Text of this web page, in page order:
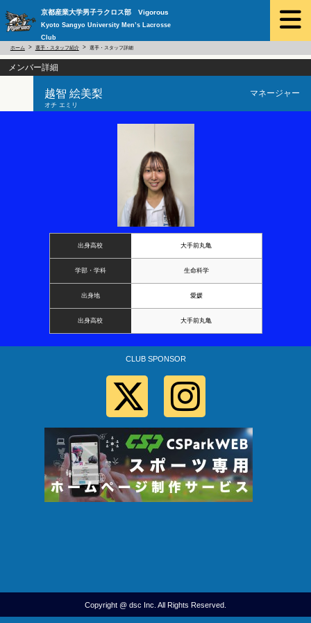
京都産業大学男子ラクロス部 Vigorous
Kyoto Sangyo University Men’s Lacrosse
Club
ホーム 選手・スタッフ紹介 選手・スタッフ詳細
メンバー詳細
越智 絵美梨
オチ エミリ
マネージャー
出身高校 大手前丸亀
学部・学科 生命科学
出身地 愛媛
出身高校 大手前丸亀
CLUB SPONSOR
Copyright @ dsc Inc. All Rights Reserved.